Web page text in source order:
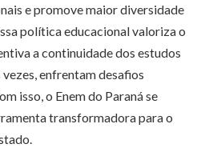
e promove maior diversidade
política educacional valoriza o
a continuidade dos estudos
enfrentam desafios
isso, o Enem do Paraná se
transformadora para o